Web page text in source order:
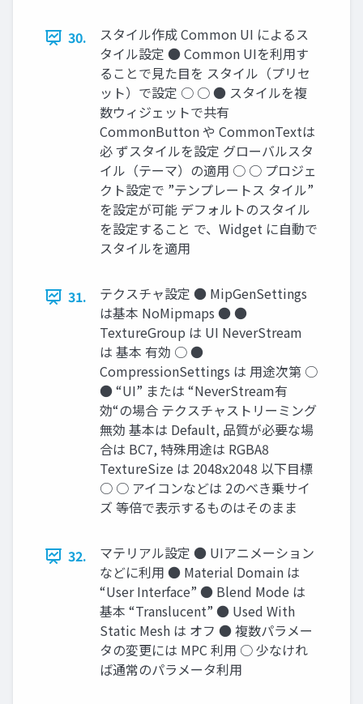
30.
スタイル作成 Common UI によるス
タイル設定 ● Common UIを利用す
ることで見た目を スタイル（プリセ
ット）で設定 ○ ○ ● スタイルを複
数ウィジェットで共有
CommonButton や CommonTextは
必 ずスタイルを設定 グローバルスタ
イル（テーマ）の適用 ○ ○ プロジェ
クト設定で ”テンプレートス タイル”
を設定が可能 デフォルトのスタイル
を設定すること で、Widget に自動で
スタイルを適用
31.
テクスチャ設定 ● MipGenSettings
は基本 NoMipmaps ● ●
TextureGroup は UI NeverStream
は 基本 有効 ○ ●
CompressionSettings は 用途次第 ○
● “UI” または “NeverStream有
効“の場合 テクスチャストリーミング
無効 基本は Default, 品質が必要な場
合は BC7, 特殊用途は RGBA8
TextureSize は 2048x2048 以下目標
○ ○ アイコンなどは 2のべき乗サイ
ズ 等倍で表示するものはそのまま
32.
マテリアル設定 ● UIアニメーション
などに利用 ● Material Domain は
“User Interface” ● Blend Mode は
基本 “Translucent” ● Used With
Static Mesh は オフ ● 複数パラメー
タの変更には MPC 利用 ○ 少なけれ
ば通常のパラメータ利用